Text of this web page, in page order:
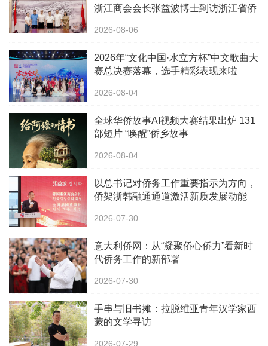
浙江商会会长张益波博士到访浙江省侨
2026-08-06
2026年“文化中国·水立方杯”中文歌曲大
赛总决赛落幕，选手精彩表现来啦
2026-08-04
全球华侨故事AI视频大赛结果出炉 131
部短片 “唤醒”侨乡故事
2026-08-04
以总书记对侨务工作重要指示为方向，
侨架浙韩融通通道激活新质发展动能
2026-07-30
意大利侨网：从“凝聚侨心侨力”看新时
代侨务工作的新部署
2026-07-30
手串与旧书摊：拉脱维亚青年汉学家西
蒙的文学寻访
2026-07-29